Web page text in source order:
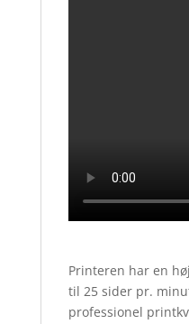
Printeren har en
til 25 sider pr.
professionel